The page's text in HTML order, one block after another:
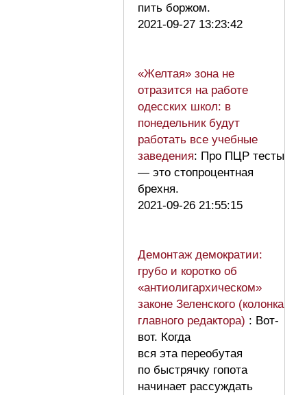
пить боржом.
2021-09-27 13:23:42
«Желтая» зона не
отразится на работе
одесских школ: в
понедельник будут
работать все учебные
заведения: Про ПЦР тесты
— это стопроцентная
брехня.
2021-09-26 21:55:15
Демонтаж демократии:
грубо и коротко об
«антиолигархическом»
законе Зеленского (колонка
главного редактора) : Вот-
вот. Когда
вся эта переобутая
по быстрячку гопота
начинает рассуждать